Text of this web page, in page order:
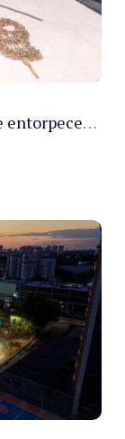
PMAM apreende 16,6 toneladas de entorpecentes e registra aumento nas prisões em flagrante e nas capturas de foragidos no primeiro semestre de 2026